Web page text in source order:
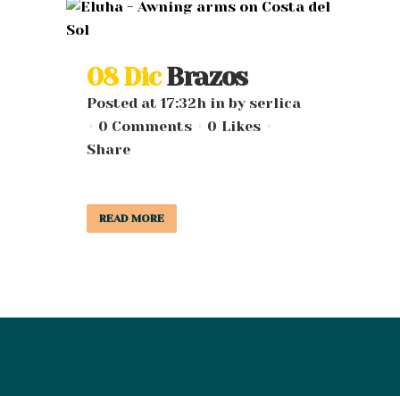
08 Dic Brazos
Posted at 17:32h in by serlica
0 Comments
0 Likes
Share
READ MORE